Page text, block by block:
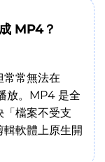
MP4？
常無法在
放。MP4 是全
「檔案不受支
軟體上原生開